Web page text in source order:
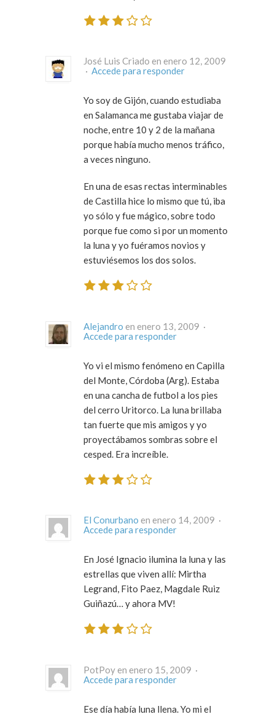
José Luis Criado en enero 12, 2009
· Accede para responder
Yo soy de Gijón, cuando estudiaba
en Salamanca me gustaba viajar de
noche, entre 10 y 2 de la mañana
porque había mucho menos tráfico,
a veces ninguno.
En una de esas rectas interminables
de Castilla hice lo mismo que tú, iba
yo sólo y fue mágico, sobre todo
porque fue como si por un momento
la luna y yo fuéramos novios y
estuviésemos los dos solos.
Alejandro
en enero 13, 2009 ·
Accede para responder
Yo vi el mismo fenómeno en Capilla
del Monte, Córdoba (Arg). Estaba
en una cancha de futbol a los pies
del cerro Uritorco. La luna brillaba
tan fuerte que mis amigos y yo
proyectábamos sombras sobre el
cesped. Era increíble.
El Conurbano
en enero 14, 2009 ·
Accede para responder
En José Ignacio ilumina la luna y las
estrellas que viven allí: Mirtha
Legrand, Fito Paez, Magdale Ruiz
Guiñazú… y ahora MV!
PotPoy en enero 15, 2009 ·
Accede para responder
Ese día había luna llena. Yo mi el